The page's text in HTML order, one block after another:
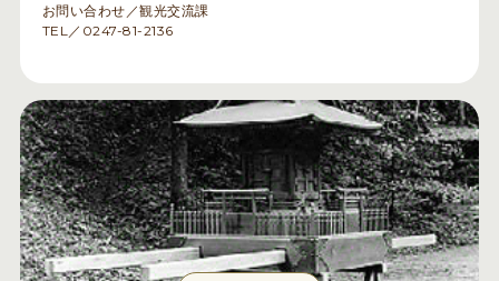
お問い合わせ／観光交流課
TEL／0247-81-2136